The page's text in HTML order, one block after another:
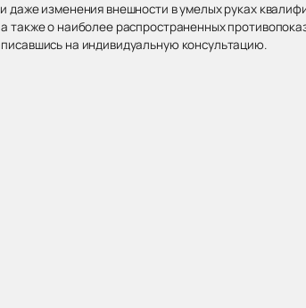
даже изменения внешности в умелых руках
о наиболее распространенных
на индивидуальную консультацию.